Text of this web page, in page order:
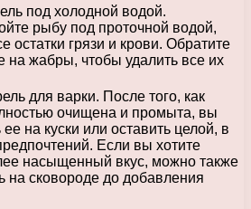
под холодной водой.
рыбу под проточной водой,
остатки грязи и крови. Обратите
на жабры, чтобы удалить все их
для варки. После того, как
очищена и промыта, вы
на куски или оставить целой, в
Если вы хотите
насыщенный вкус, можно также
на сковороде до добавления